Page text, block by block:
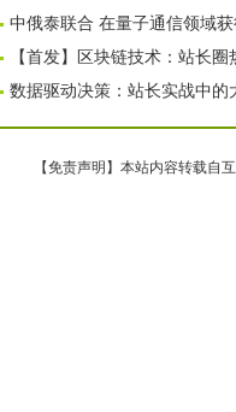
中俄泰联合 在量子通信领域
【首发】区块链技术：站长
数据驱动决策：站长实战中的
【免责声明】本站内容转载自